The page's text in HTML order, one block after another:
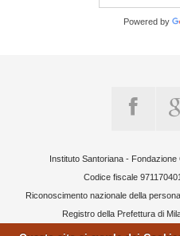
Powered by
Instituto Santoriana -
Codice fiscale
Riconoscimento nazionale della
Registro della Prefettura di